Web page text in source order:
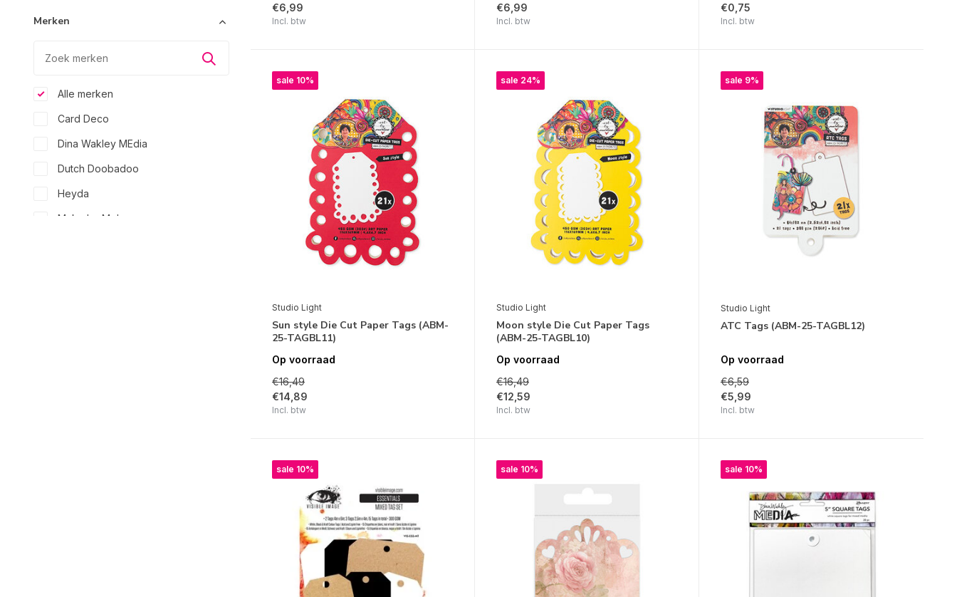
Merken
Alle merken
Card Deco
Dina Wakley MEdia
Dutch Doobadoo
Heyda
Make by Me!
€6,99
Incl. btw
€6,99
Incl. btw
€0,75
Incl. btw
sale 10%
Studio Light
Sun style Die Cut Paper Tags (ABM-
25-TAGBL11)
Op voorraad
€16,49
€14,89
Incl. btw
sale 24%
Studio Light
Moon style Die Cut Paper Tags
(ABM-25-TAGBL10)
Op voorraad
€16,49
€12,59
Incl. btw
sale 9%
Studio Light
ATC Tags (ABM-25-TAGBL12)
Op voorraad
€6,59
€5,99
Incl. btw
sale 10% sale 10% sale 10%